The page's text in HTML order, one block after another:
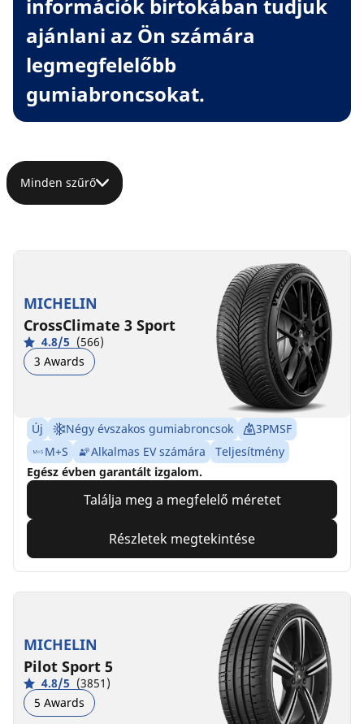
információk birtokában tudjuk
ajánlani az Ön számára
legmegfelelőbb
gumiabroncsokat.
Minden szűrő
MICHELIN
CrossClimate 3 Sport
4.8/5 (566)
3 Awards
Új Négy évszakos gumiabroncsok
3PMSF
M+S
Alkalmas EV számára
Teljesítmény
Egész évben garantált izgalom.
Találja meg a megfelelő méretet
Részletek megtekintése
MICHELIN
Pilot Sport 5
4.8/5 (3851)
5 Awards